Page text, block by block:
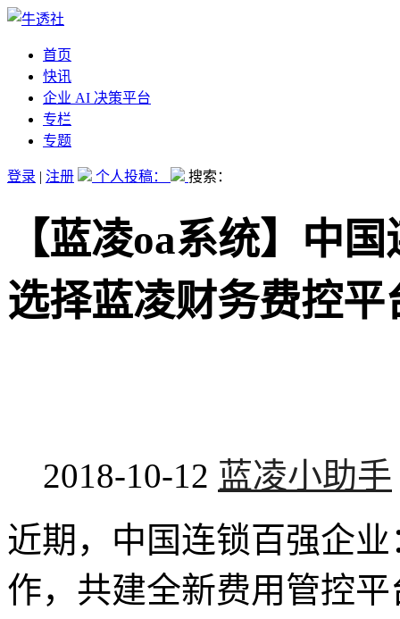
首页
快讯
企业 AI 决策平台
专栏
专题
登录 | 注册 个人投稿： 搜索：
【蓝凌oa系统】中
选择蓝凌财务费控平
2018-10-12 蓝凌小助手
近期，中国连锁百强企
作，共建全新费用管控